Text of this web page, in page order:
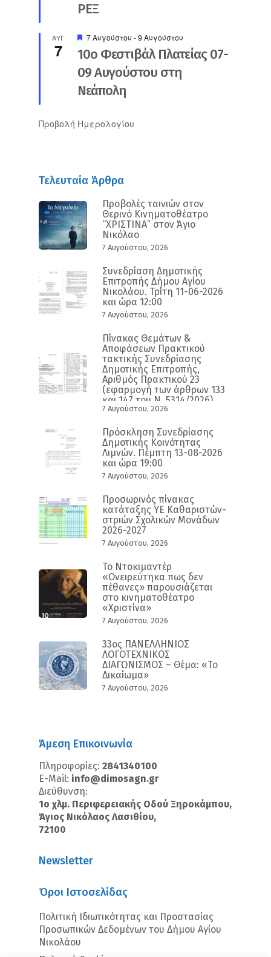
ΡΕΞ
ΑΥΓ
7
Προτεινόμενο
7 Αυγούστου -9 Αυγούστου
10ο Φεστιβάλ Πλατείας 07-
09 Αυγούστου στη
Νεάπολη
Προβολή Ημερολογίου
Τελευταία Άρθρα
Προβολές ταινιών στον
Θερινό Κινηματοθέατρο
“ΧΡΙΣΤΙΝΑ” στον Άγιο
Νικόλαο
7 Αυγούστου, 2026
Συνεδρίαση Δημοτικής
Επιτροπής Δήμου Αγίου
Νικολάου. Τρίτη 11-06-2026
και ώρα 12:00
7 Αυγούστου, 2026
Πίνακας Θεμάτων &
Αποφάσεων Πρακτικού
τακτικής Συνεδρίασης
Δημοτικής Επιτροπής,
Αριθμός Πρακτικού 23
(εφαρμογή των άρθρων 133
και 147 του Ν. 5314/2026)
7 Αυγούστου, 2026
Πρόσκληση Συνεδρίασης
Δημοτικής Κοινότητας
Λιμνών. Πέμπτη 13-08-2026
και ώρα 19:00
7 Αυγούστου, 2026
Προσωρινός πίνακας
κατάταξης ΥΕ Καθαριστών-
στριών Σχολικών Μονάδων
2026-2027
7 Αυγούστου, 2026
Το Ντοκιμαντέρ
«Ονειρεύτηκα πως δεν
πέθανες» παρουσιάζεται
στο κινηματοθέατρο
«Χριστίνα»
7 Αυγούστου, 2026
33ος ΠΑΝΕΛΛΗΝΙΟΣ
ΛΟΓΟΤΕΧΝΙΚΟΣ
ΔΙΑΓΩΝΙΣΜΟΣ – Θέμα: «Το
Δικαίωμα»
7 Αυγούστου, 2026
Άμεση Επικοινωνία
Πληροφορίες: 2841340100
E-Mail: info@dimosagn.gr
Διεύθυνση:
1ο χλμ. Περιφερειακής Οδού Ξηροκάμπου,
Άγιος Νικόλαος Λασιθίου,
72100
Newsletter
Όροι Ιστοσελίδας
Πολιτική Ιδιωτικότητας και Προστασίας
Προσωπικών Δεδομένων του Δήμου Αγίου
Νικολάου